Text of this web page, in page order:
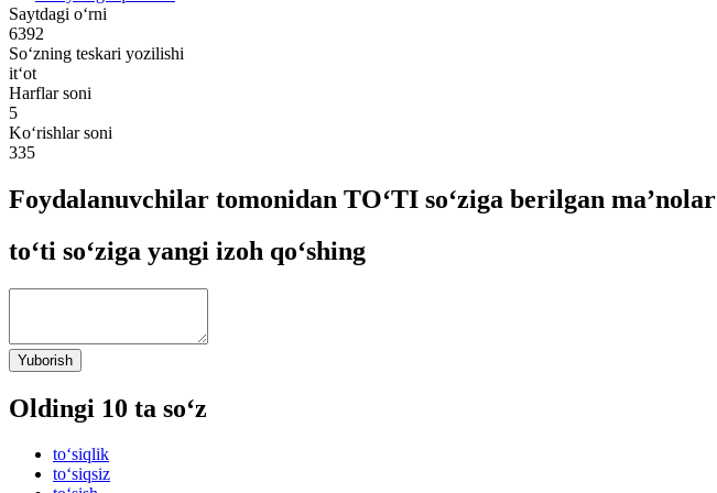
Saytdagi o‘rni
6392
So‘zning teskari yozilishi
it‘ot
Harflar soni
5
Ko‘rishlar soni
335
Foydalanuvchilar tomonidan TO‘TI so‘ziga berilgan ma’nolar
to‘ti so‘ziga yangi izoh qo‘shing
Yuborish
Oldingi 10 ta so‘z
to‘siqlik
to‘siqsiz